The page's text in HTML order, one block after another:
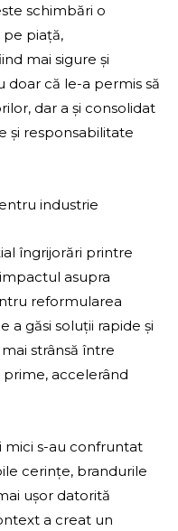
schimbări o
piață,
mai sigure și
doar că le-a permis să
dar a și consolidat
și responsabilitate
industrie
îngrijorări printre
asupra
reformularea
a găsi soluții rapide și
strânsă între
accelerând
s-au confruntat
cerințe, brandurile
ușor datorită
a creat un